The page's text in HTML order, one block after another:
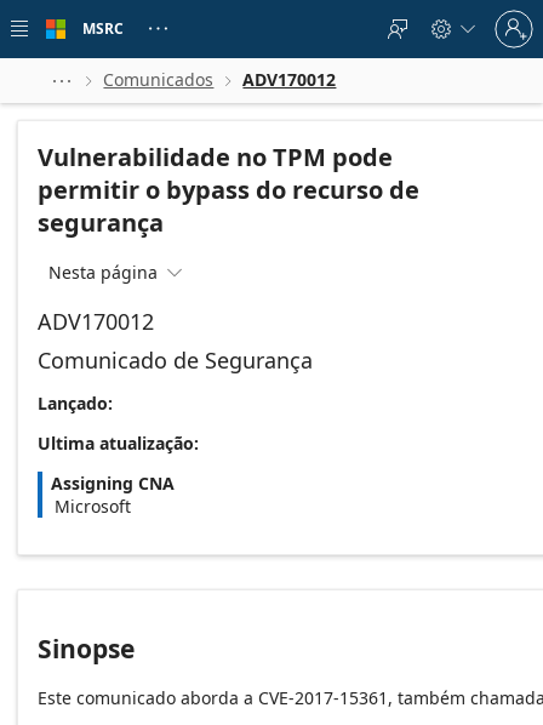
 main
MSRC    
Sign
in
to
account
  Comunicados  ADV170012
Vulnerabilidade no TPM pode
permitir o bypass do recurso de
segurança
Nesta página 
ADV170012
Comunicado de Segurança
Lançado:
Ultima atualização:
Assigning CNA
Microsoft
Sinopse
Este comunicado aborda a CVE-2017-15361, também